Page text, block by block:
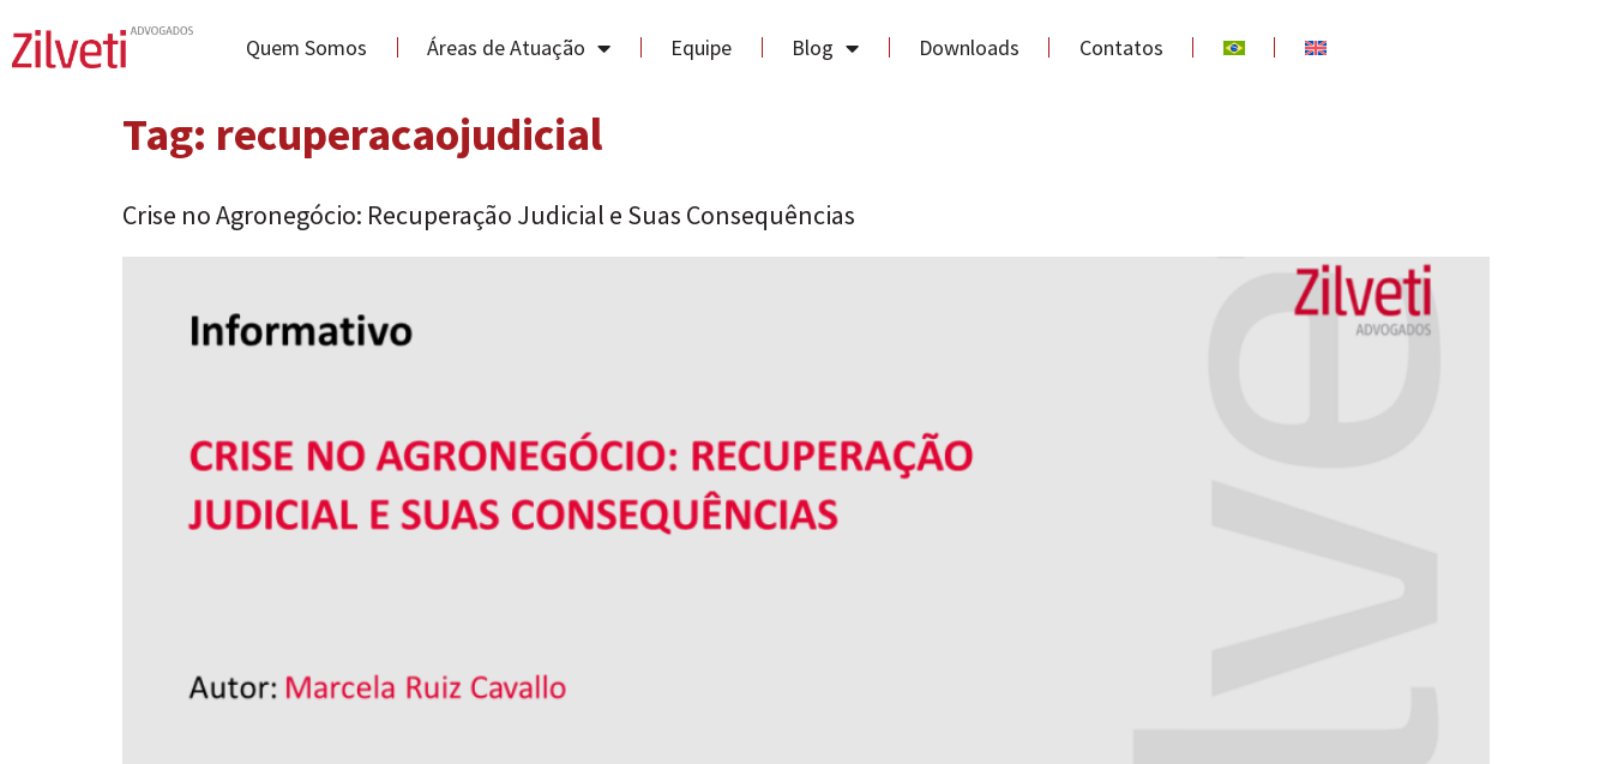
Quem Somos Áreas de Atuação Equipe Blog Downloads Contatos
Tag: recuperacaojudicial
Crise no Agronegócio: Recuperação Judicial e Suas Consequências